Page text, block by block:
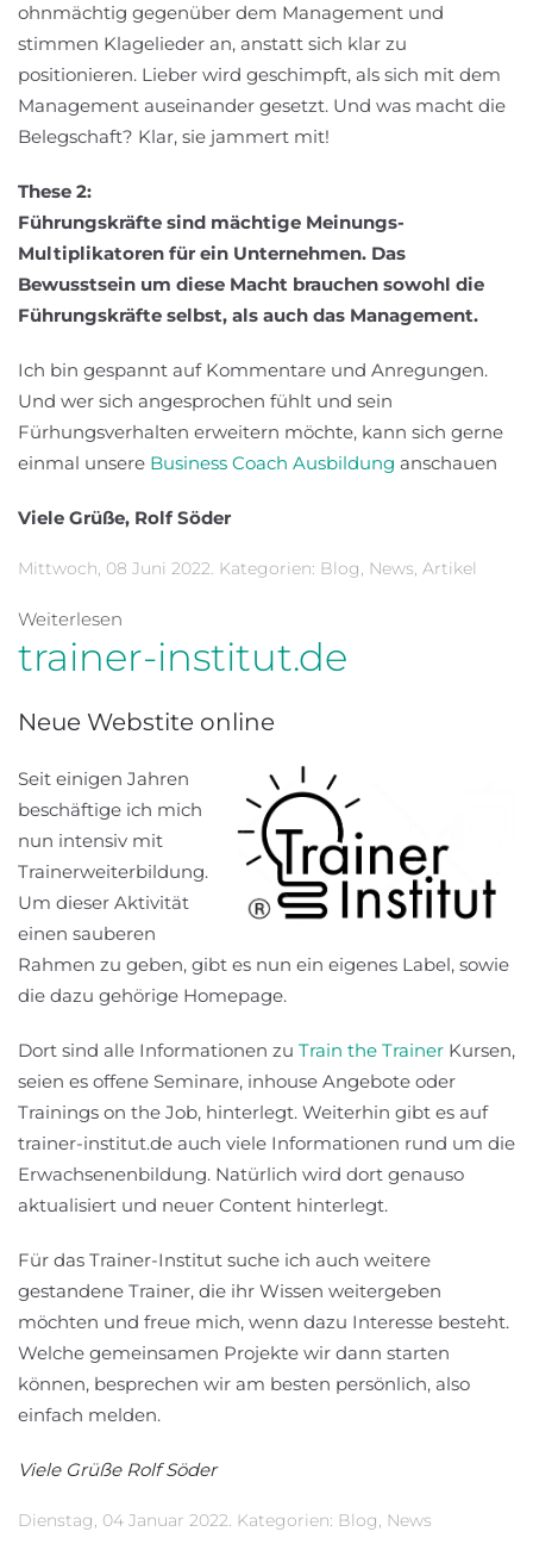
ohnmächtig gegenüber dem Management und
stimmen Klagelieder an, anstatt sich klar zu
positionieren. Lieber wird geschimpft, als sich mit dem
Management auseinander gesetzt. Und was macht die
Belegschaft? Klar, sie jammert mit!
These 2:
Führungskräfte sind mächtige Meinungs-
Multiplikatoren für ein Unternehmen. Das
Bewusstsein um diese Macht brauchen sowohl die
Führungskräfte selbst, als auch das Management.
Ich bin gespannt auf Kommentare und Anregungen.
Und wer sich angesprochen fühlt und sein
Fürhungsverhalten erweitern möchte, kann sich gerne
einmal unsere Business Coach Ausbildung anschauen
Viele Grüße, Rolf Söder
Mittwoch, 08 Juni 2022. Kategorien: Blog, News, Artikel
Weiterlesen
trainer-institut.de
Neue Webstite online
Seit einigen Jahren
beschäftige ich mich
nun intensiv mit
Trainerweiterbildung.
Um dieser Aktivität
einen sauberen
Rahmen zu geben, gibt es nun ein eigenes Label, sowie
die dazu gehörige Homepage.
Dort sind alle Informationen zu Train the Trainer Kursen,
seien es offene Seminare, inhouse Angebote oder
Trainings on the Job, hinterlegt. Weiterhin gibt es auf
trainer-institut.de auch viele Informationen rund um die
Erwachsenenbildung. Natürlich wird dort genauso
aktualisiert und neuer Content hinterlegt.
Für das Trainer-Institut suche ich auch weitere
gestandene Trainer, die ihr Wissen weitergeben
möchten und freue mich, wenn dazu Interesse besteht.
Welche gemeinsamen Projekte wir dann starten
können, besprechen wir am besten persönlich, also
einfach melden.
Viele Grüße Rolf Söder
Dienstag, 04 Januar 2022. Kategorien: Blog, News